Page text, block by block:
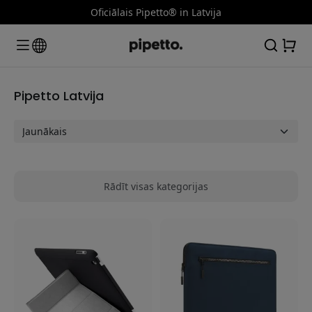
Oficiālais Pipetto® in Latvija
Pipetto Latvija
Rādīt visas kategorijas